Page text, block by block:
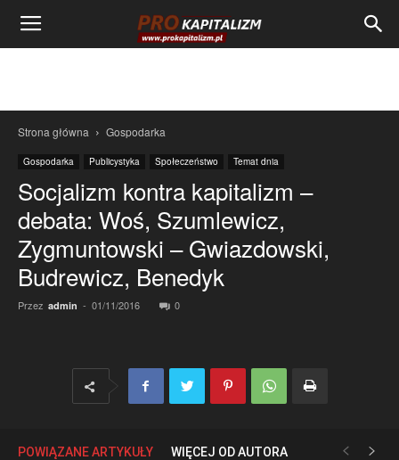
Strona główna Gospodarka
Gospodarka Publicystyka Społeczeństwo Temat dnia
Socjalizm kontra kapitalizm –
debata: Woś, Szumlewicz,
Zygmuntowski – Gwiazdowski,
Budrewicz, Benedyk
Przez admin - 01/11/2016 0
POWIĄZANE ARTYKUŁY WIĘCEJ OD AUTORA